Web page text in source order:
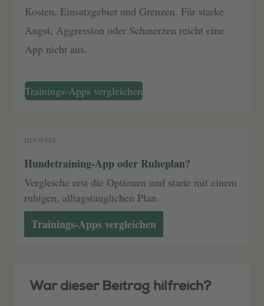
Kosten, Einsatzgebiet und Grenzen. Für starke
Angst, Aggression oder Schmerzen reicht eine
App nicht aus.
Trainings-Apps vergleichen
HINWEIS
Hundetraining-App oder Ruheplan?
Vergleiche erst die Optionen und starte mit einem
ruhigen, alltagstauglichen Plan.
Trainings-Apps vergleichen
War dieser Beitrag hilfreich?